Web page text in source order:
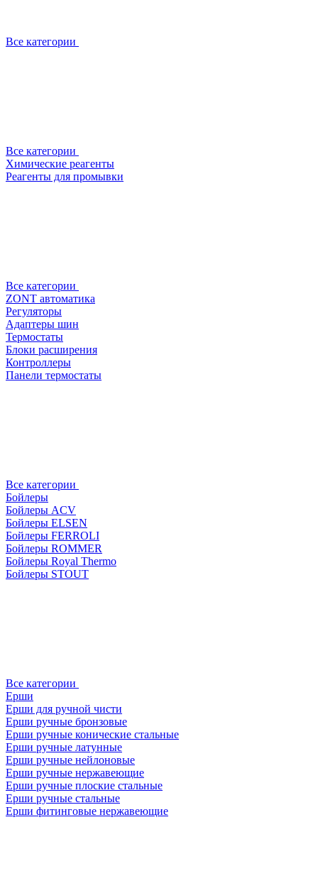
Все категории
Все категории
Химические реагенты
Реагенты для промывки
Все категории
ZONT автоматика
Регуляторы
Адаптеры шин
Термостаты
Блоки расширения
Контроллеры
Панели термостаты
Все категории
Бойлеры
Бойлеры ACV
Бойлеры ELSEN
Бойлеры FERROLI
Бойлеры ROMMER
Бойлеры Royal Thermo
Бойлеры STOUT
Все категории
Ерши
Ерши для ручной чисти
Ерши ручные бронзовые
Ерши ручные конические стальные
Ерши ручные латунные
Ерши ручные нейлоновые
Ерши ручные нержавеющие
Ерши ручные плоские стальные
Ерши ручные стальные
Ерши фитинговые нержавеющие